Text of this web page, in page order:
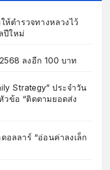
ห้ตำรวจทางหลวงไว้
ปีใหม่
ลงอีก 100 บาท
Strategy” ประจำวัน
ข้อ “ติดตามยอดส่ง
อลลาร์ “อ่อนค่าลงเล็ก